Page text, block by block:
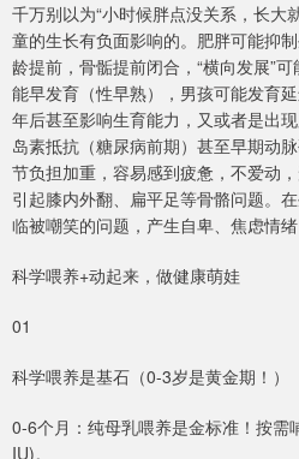
千万别以为“小时候胖点没关系，长大
童的生长有负面影响的。肥胖可能抑
龄提前，骨骺提前闭合，“横向发展”
能早发育（性早熟），男孩可能发育
年后甚至影响生育能力，又或者是出
岛素抵抗（糖尿病前期）甚至早期动
节负担加重，容易感到疲惫，不爱动
引起膝内外翻、扁平足等骨骼问题。
临被嘲笑的问题，产生自卑、焦虑情绪
科学喂养+动起来，做健康萌娃
01
科学喂养是基石（0-3岁是黄金期！）
0-6个月：纯母乳喂养是金标准！按需
IU)。